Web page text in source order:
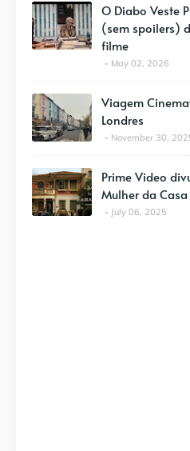
O Diabo Veste
(sem spoilers)
filme
May 02, 2026
Viagem
Londres
November 30,
Prime Video
Mulher da
July 06, 2025